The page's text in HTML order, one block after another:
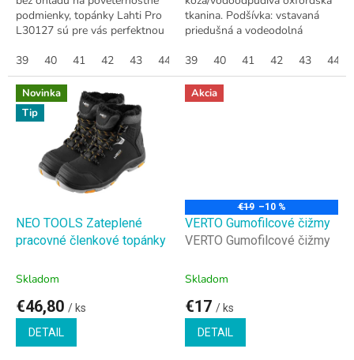
podmienky, topánky Lahti Pro
L30127 sú pre vás perfektnou
trekingové topánky sú...
39 40 41 42 43 44 45 46 47
tkanina. Podšívka: vstavaná
priedušná a vodeodolná
membránovým/sieťovaným
úpletom. Podšívka:
vymeniteľná (vložky s...
39 40 41 42 43 44
Novinka
Tip
NEO TOOLS Zateplené
pracovné členkové topánky
Skladom
€46,80 / ks
DETAIL
Akcia
€19 –10 %
VERTO Gumofilcové čižmy
VERTO Gumofilcové čižmy
Skladom
€17 / ks
DETAIL